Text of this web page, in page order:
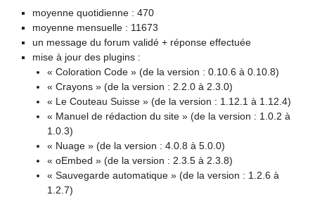
moyenne quotidienne : 470
moyenne mensuelle : 11673
un message du forum validé + réponse effectuée
mise à jour des plugins :
« Coloration Code » (de la version : 0.10.6 à 0.10.8)
« Crayons » (de la version : 2.2.0 à 2.3.0)
« Le Couteau Suisse » (de la version : 1.12.1 à 1.12.4)
« Manuel de rédaction du site » (de la version : 1.0.2 à
1.0.3)
« Nuage » (de la version : 4.0.8 à 5.0.0)
« oEmbed » (de la version : 2.3.5 à 2.3.8)
« Sauvegarde automatique » (de la version : 1.2.6 à
1.2.7)